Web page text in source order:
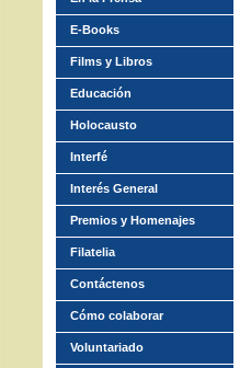
E-Books
Films y Libros
Educación
Holocausto
Interfé
Interés General
Premios y Homenajes
Filatelia
Contáctenos
Cómo colaborar
Voluntariado